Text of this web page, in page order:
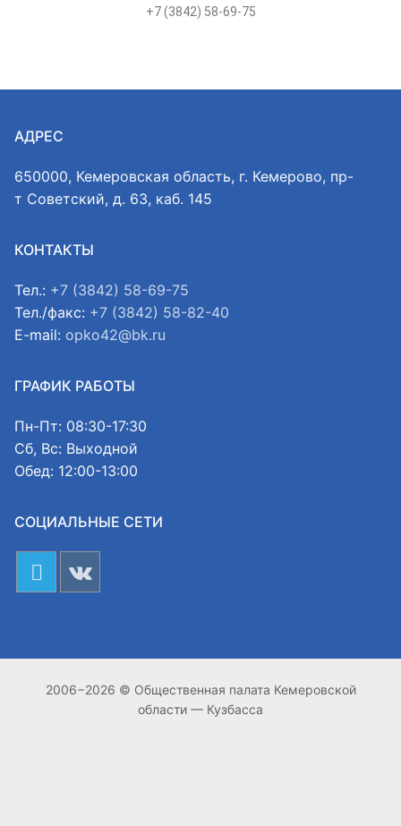
+7 (3842) 58-69-75
АДРЕС
650000, Кемеровская область, г. Кемерово, пр-
т Советский, д. 63, каб. 145
КОНТАКТЫ
Тел.: +7 (3842) 58-69-75
Тел./факс: +7 (3842) 58-82-40
E-mail: opko42@bk.ru
ГРАФИК РАБОТЫ
Пн-Пт: 08:30-17:30
Сб, Вс: Выходной
Обед: 12:00-13:00
СОЦИАЛЬНЫЕ СЕТИ
2006−2026 © Общественная палата Кемеровской
области — Кузбасса